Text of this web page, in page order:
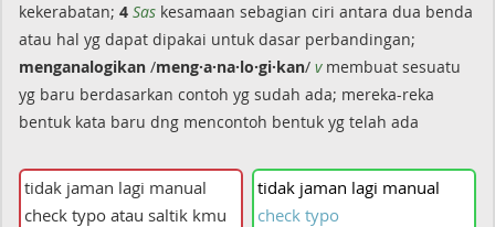
kekerabatan; 4 Sas kesamaan sebagian ciri antara dua benda
atau hal yg dapat dipakai untuk dasar perbandingan;
menganalogikan /meng·a·na·lo·gi·kan/ vmembuat sesuatu
yg baru berdasarkan contoh yg sudah ada; mereka-reka
bentuk kata baru dng mencontoh bentuk yg telah ada
tidak jaman lagi manual
check typo